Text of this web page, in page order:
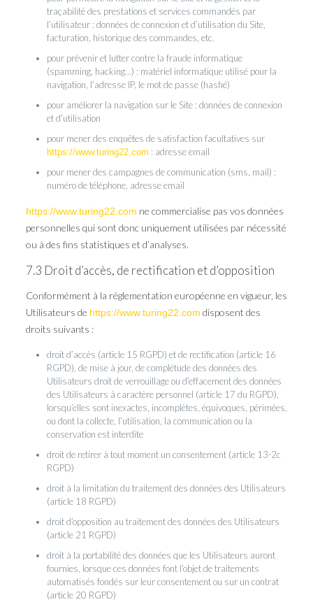
traçabilité des prestations et services commandés par
l’utilisateur : données de connexion et d’utilisation du Site,
facturation, historique des commandes, etc.
pour prévenir et lutter contre la fraude informatique
(spamming, hacking…) : matériel informatique utilisé pour la
navigation, l’adresse IP, le mot de passe (hashé)
pour améliorer la navigation sur le Site : données de connexion
et d’utilisation
pour mener des enquêtes de satisfaction facultatives sur
https://www.turing22.com : adresse email
pour mener des campagnes de communication (sms, mail) :
numéro de téléphone, adresse email
https://www.turing22.com ne commercialise pas vos données
personnelles qui sont donc uniquement utilisées par nécessité
ou à des fins statistiques et d’analyses.
7.3 Droit d’accès, de rectification et d’opposition
Conformément à la réglementation européenne en vigueur, les
Utilisateurs de https://www.turing22.com disposent des
droits suivants :
droit d’accès (article 15 RGPD) et de rectification (article 16
RGPD), de mise à jour, de complétude des données des
Utilisateurs droit de verrouillage ou d’effacement des données
des Utilisateurs à caractère personnel (article 17 du RGPD),
lorsqu’elles sont inexactes, incomplètes, équivoques, périmées,
ou dont la collecte, l’utilisation, la communication ou la
conservation est interdite
droit de retirer à tout moment un consentement (article 13-2c
RGPD)
droit à la limitation du traitement des données des Utilisateurs
(article 18 RGPD)
droit d’opposition au traitement des données des Utilisateurs
(article 21 RGPD)
droit à la portabilité des données que les Utilisateurs auront
fournies, lorsque ces données font l’objet de traitements
automatisés fondés sur leur consentement ou sur un contrat
(article 20 RGPD)